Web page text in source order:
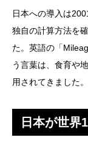
日本への導入は
独自の計算方法を
た。英語の「
う言葉は、食育や
用されてきました。
日本が世界